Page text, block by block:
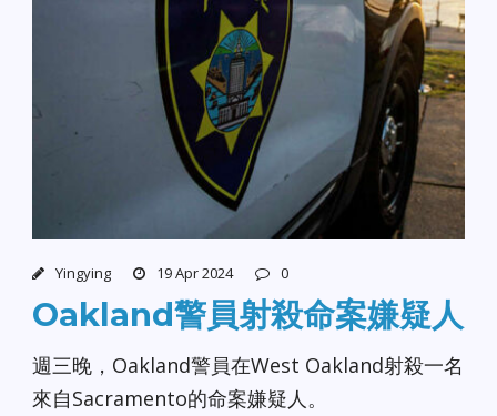
Yingying 19 Apr 2024 0
Oakland警員射殺命案嫌疑人
週三晚，Oakland警員在West Oakland射殺一名
來自Sacramento的命案嫌疑人。